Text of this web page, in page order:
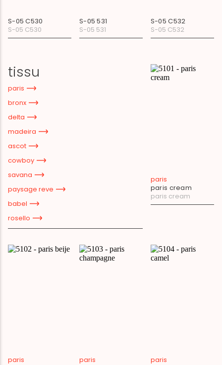
S-05 C530
S-05 C530
S-05 531
S-05 531
S-05 C532
S-05 C532
tissu
paris
bronx
delta
madeira
ascot
cowboy
savana
paysage reve
babel
rosello
paris
paris cream
paris cream
paris
paris
paris